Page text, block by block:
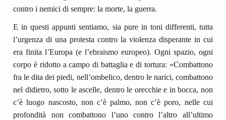
contro i nemici di sempre: la morte, la guerra.
E in questi appunti sentiamo, sia pure in toni differenti, tutta
l’urgenza di una protesta contro la violenza disperante in cui
era finita l’Europa (e l’ebraismo europeo). Ogni spazio, ogni
corpo è ridotto a campo di battaglia e di tortura: «Combattono
fra le dita dei piedi, nell’ombelico, dentro le narici, combattono
nel didietro, sotto le ascelle, dentro le orecchie e in bocca, non
c’è luogo nascosto, non c’è palmo, non c’è poro, nelle cui
profondità non combattono l’uno contro l’altro all’ultimo